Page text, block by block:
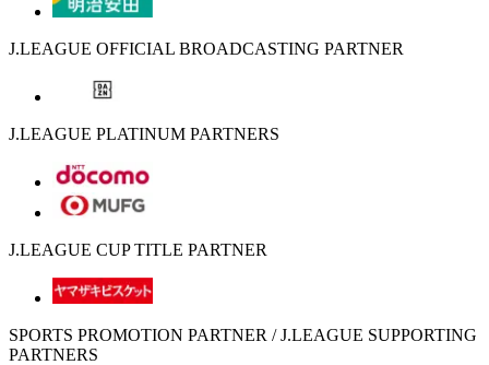
J.LEAGUE OFFICIAL BROADCASTING PARTNER
J.LEAGUE PLATINUM PARTNERS
J.LEAGUE CUP TITLE PARTNER
SPORTS PROMOTION PARTNER / J.LEAGUE SUPPORTING
PARTNERS